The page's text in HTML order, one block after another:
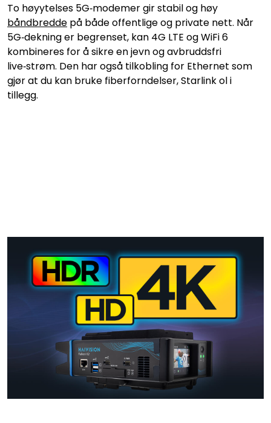
To høyytelses 5G‑modemer gir stabil og høy
båndbredde på både offentlige og private nett. Når
5G‑dekning er begrenset, kan 4G LTE og WiFi 6
kombineres for å sikre en jevn og avbruddsfri
live‑strøm. Den har også tilkobling for Ethernet som
gjør at du kan bruke fiberforndelser, Starlink ol i
tillegg.